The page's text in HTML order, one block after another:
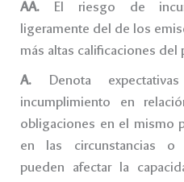
AA. El riesgo de
ligeramente del de los
más altas calificaciones del
A. Denota
incumplimiento en
obligaciones en el mismo
en las circunstancias o
pueden afectar la